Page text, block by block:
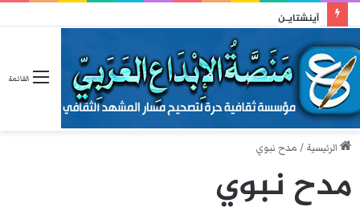
آينشتايـن
القائمة
الرئيسية / مدح نبوي
مدح نبوي